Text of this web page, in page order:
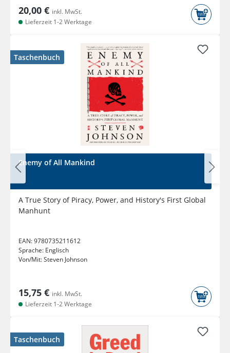
20,00 € inkl. MwSt.
Lieferzeit 1-2 Werktage
Taschenbuch
Enemy of All Mankind
A True Story of Piracy, Power, and History's First Global
Manhunt
EAN:9780735211612
Sprache: Englisch
Von/Mit:Steven Johnson
15,75 € inkl. MwSt.
Lieferzeit 1-2 Werktage
Taschenbuch